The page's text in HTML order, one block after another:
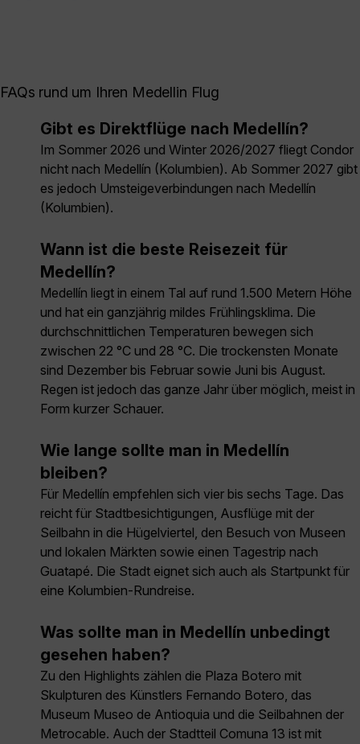
FAQs rund um Ihren Medellin Flug
Gibt es Direktflüge nach Medellín?
Im Sommer 2026 und Winter 2026/2027 fliegt Condor
nicht nach Medellín (Kolumbien). Ab Sommer 2027 gibt
es jedoch Umsteigeverbindungen nach Medellín
(Kolumbien).
Wann ist die beste Reisezeit für
Medellín?
Medellín liegt in einem Tal auf rund 1.500 Metern Höhe
und hat ein ganzjährig mildes Frühlingsklima. Die
durchschnittlichen Temperaturen bewegen sich
zwischen 22 °C und 28 °C. Die trockensten Monate
sind Dezember bis Februar sowie Juni bis August.
Regen ist jedoch das ganze Jahr über möglich, meist in
Form kurzer Schauer.
Wie lange sollte man in Medellín
bleiben?
Für Medellín empfehlen sich vier bis sechs Tage. Das
reicht für Stadtbesichtigungen, Ausflüge mit der
Seilbahn in die Hügelviertel, den Besuch von Museen
und lokalen Märkten sowie einen Tagestrip nach
Guatapé. Die Stadt eignet sich auch als Startpunkt für
eine Kolumbien-Rundreise.
Was sollte man in Medellín unbedingt
gesehen haben?
Zu den Highlights zählen die Plaza Botero mit
Skulpturen des Künstlers Fernando Botero, das
Museum Museo de Antioquia und die Seilbahnen der
Metrocable. Auch der Stadtteil Comuna 13 ist mit